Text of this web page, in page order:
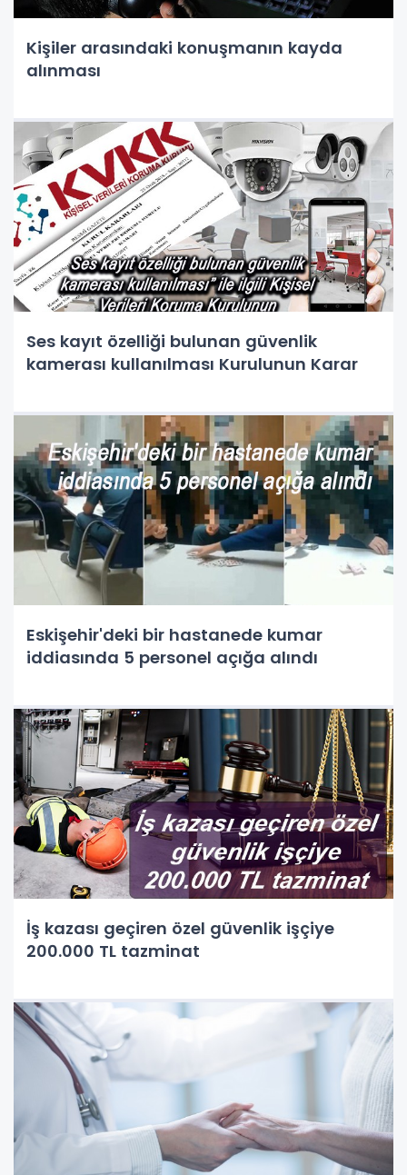
Kişiler arasındaki konuşmanın kayda
alınması
Ses kayıt özelliği bulunan güvenlik
kamerası kullanılması Kurulunun Karar
Eskişehir'deki bir hastanede kumar
iddiasında 5 personel açığa alındı
İş kazası geçiren özel güvenlik işçiye
200.000 TL tazminat